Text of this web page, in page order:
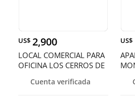
US$ 2,900
LOCAL COMERCIAL PARA
OFICINA LOS CERROS DE
Cuenta verificada
US$